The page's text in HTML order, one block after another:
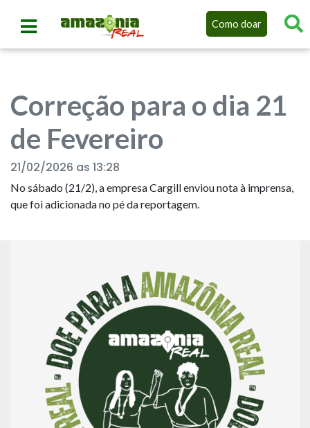
Como doar
Correção para o dia 21
de Fevereiro
21/02/2026 as 13:28
No sábado (21/2), a empresa Cargill enviou nota à imprensa,
que foi adicionada no pé da reportagem.